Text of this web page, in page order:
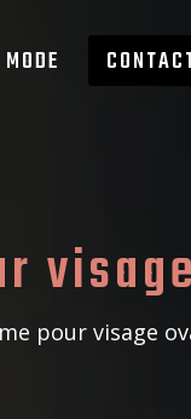
MODE
pour visage